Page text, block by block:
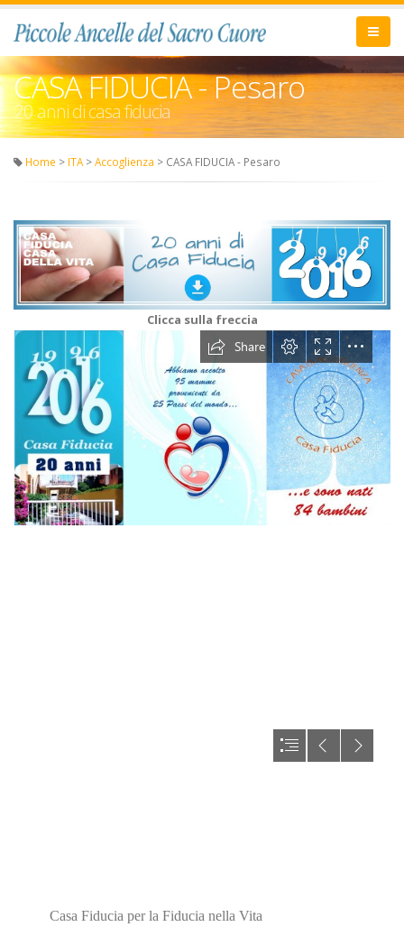
CASA FIDUCIA - Pesaro
20 anni di casa fiducia
Home > ITA >Accoglienza > CASA FIDUCIA - Pesaro
Clicca sulla freccia
Casa Fiducia per la Fiducia nella Vita